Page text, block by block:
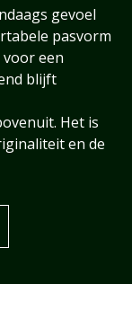
gevoel
pasvorm
een
blijft
Het is
en de